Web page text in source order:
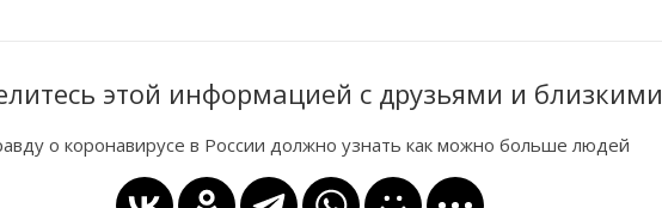
этой информацией с друзьями и близкими
о коронавирусе в России должно узнать как можно больше людей